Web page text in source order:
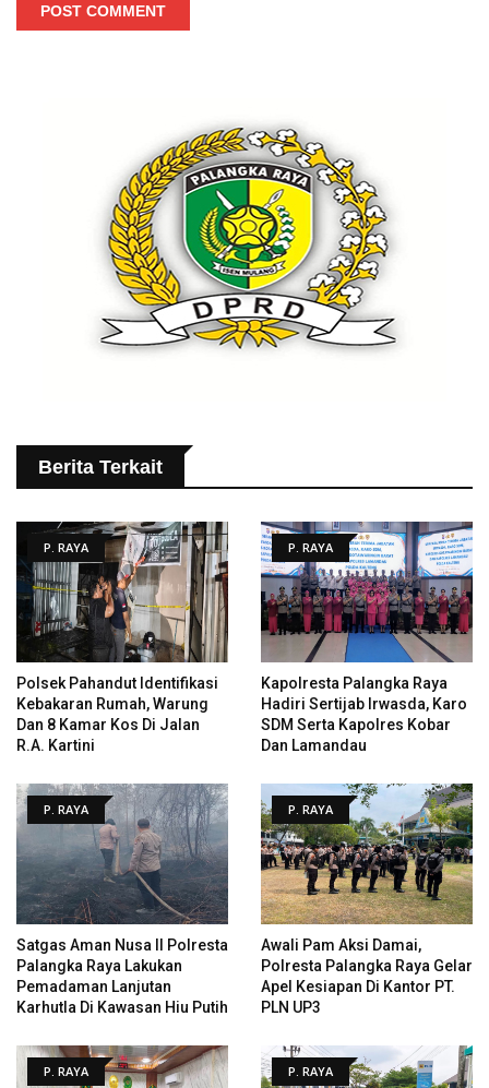
POST COMMENT
Berita Terkait
P. RAYA
Polsek Pahandut Identifikasi
Kebakaran Rumah, Warung
Dan 8 Kamar Kos Di Jalan
R.A. Kartini
P. RAYA
Kapolresta Palangka Raya
Hadiri Sertijab Irwasda, Karo
SDM Serta Kapolres Kobar
Dan Lamandau
P. RAYA
Satgas Aman Nusa II Polresta
Palangka Raya Lakukan
Pemadaman Lanjutan
Karhutla Di Kawasan Hiu Putih
P. RAYA
Awali Pam Aksi Damai,
Polresta Palangka Raya Gelar
Apel Kesiapan Di Kantor PT.
PLN UP3
P. RAYA P. RAYA